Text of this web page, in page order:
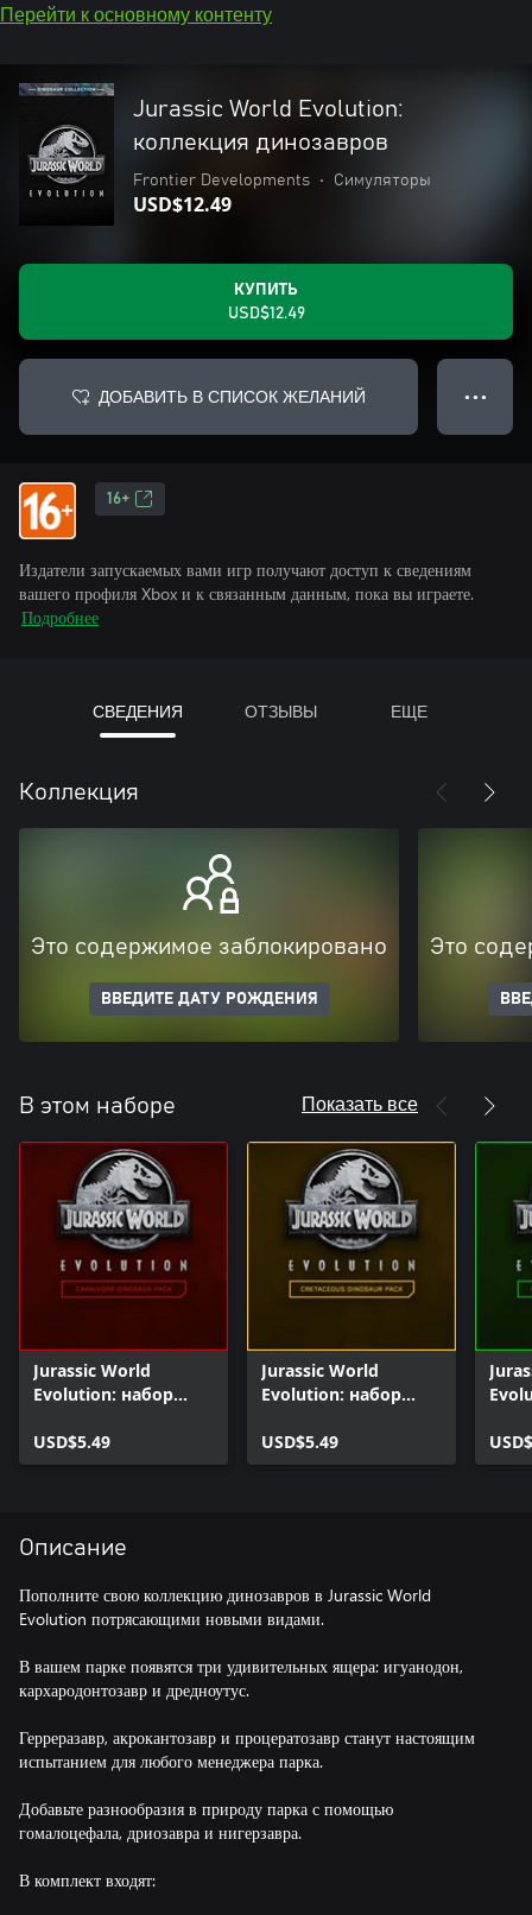
Перейти к основному контенту
Jurassic World Evolution:
коллекция динозавров
Frontier Developments • Симуляторы
USD$12.49
КУПИТЬ
USD$12.49
ДОБАВИТЬ В СПИСОК ЖЕЛАНИЙ ● ● ●
16+
Издатели запускаемых вами игр получают доступ к сведениям
вашего профиля Xbox и к связанным данным, пока вы играете.
Подробнее
СВЕДЕНИЯ ОТЗЫВЫ ЕЩЕ
Коллекция
Это содержимое заблокировано
ВВЕДИТЕ ДАТУ РОЖДЕНИЯ
Это
В этом наборе Показать все
Jurassic World
Evolution: набор
динозавров
USD$5.49
Jurassic World
Evolution: набор
мелового периода
USD$5.49
Описание
Пополните свою коллекцию динозавров в Jurassic World
Evolution потрясающими новыми видами.
В вашем парке появятся три удивительных ящера: игуанодон,
кархародонтозавр и дредноутус.
Герреразавр, акрокантозавр и процератозавр станут настоящим
испытанием для любого менеджера парка.
Добавьте разнообразия в природу парка с помощью
гомалоцефала, дриозавра и нигерзавра.
В комплект входят: